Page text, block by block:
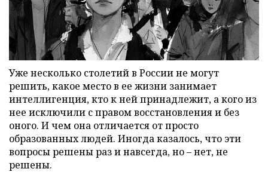
Уже несколько столетий в России не могут
решить, какое место в ее жизни занимает
интеллигенция, кто к ней принадлежит, а кого из
нее исключили с правом восстановления и без
оного. И чем она отличается от просто
образованных людей. Иногда казалось, что эти
вопросы решены раз и навсегда, но – нет, не
решены.